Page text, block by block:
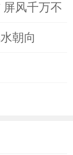
办公楼都
的时候一
光还是噪
污染少；
风千万不
朝向